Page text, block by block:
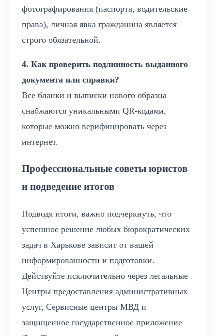
фотографирования (паспорта, водительские
права), личная явка гражданина является
строго обязательной.
4. Как проверить подлинность выданного
документа или справки?
Все бланки и выписки нового образца
снабжаются уникальными QR-кодами,
которые можно верифицировать через
интернет.
Профессиональные советы юристов
и подведение итогов
Подводя итоги, важно подчеркнуть, что
успешное решение любых бюрократических
задач в Харькове зависит от вашей
информированности и подготовки.
Действуйте исключительно через легальные
Центры предоставления административных
услуг, Сервисные центры МВД и
защищенное государственное приложение